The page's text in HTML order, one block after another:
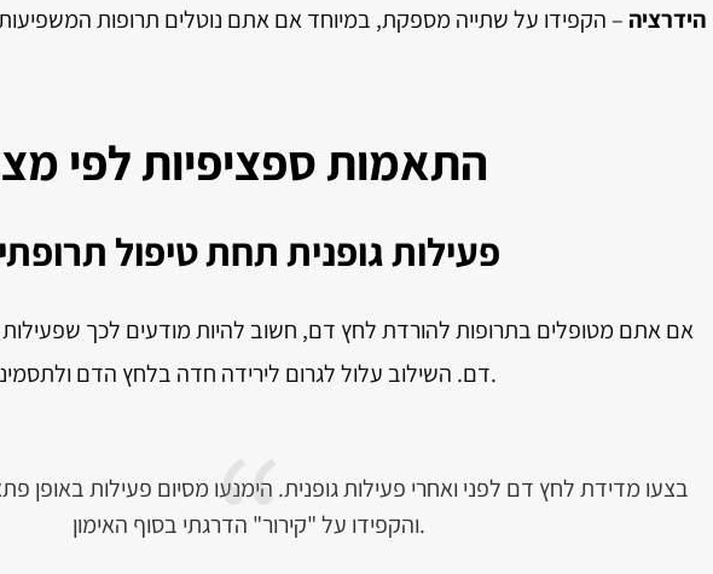
הידרציה – הקפידו על שתייה מספקת, במיוחד אם אתם נוטלים תרופות המשפיעות
התאמות ספציפיות לפי
פעילות גופנית תחת טיפול
אם אתם מטופלים בתרופות להורדת לחץ דם, חשוב להיות מודעים לכך שפעילות
דם. השילוב עלול לגרום לירידה חדה בלחץ הדם ולתסמינים כמו סחרחורת או עילפון.
והקפידו על "קירור" הדרגתי בסוף האימון.